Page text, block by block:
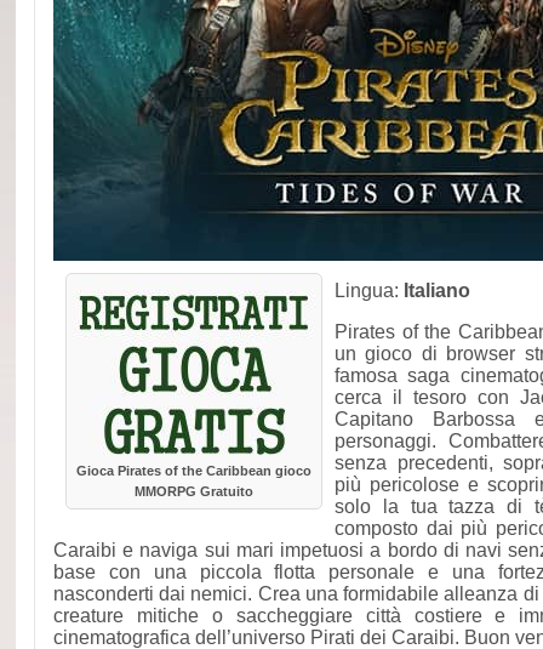
Gioca Pirates of the Caribbean gioco
MMORPG Gratuito
Lingua: Italiano
Pirates of the
un gioco di browser
famosa saga
cerca il tesoro con
Capitano Barbossa
personaggi.
senza precedenti,
più pericolose e
solo la tua tazza di
composto dai più
Caraibi e naviga sui mari impetuosi a bordo di navi
base con una piccola flotta personale e una
nasconderti dai nemici. Crea una formidabile alleanza
creature mitiche o saccheggiare città costiere e
cinematografica dell’universo Pirati dei Caraibi. Buon